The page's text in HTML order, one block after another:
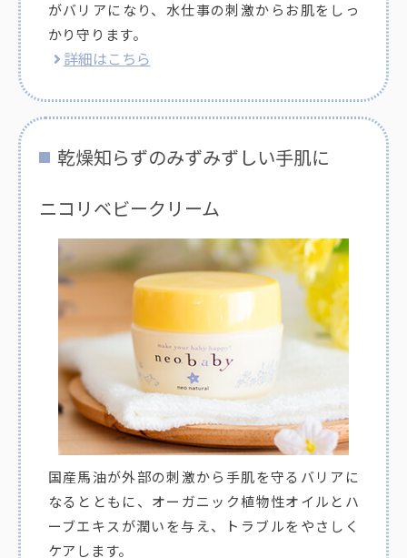
がバリアになり、水仕事の刺激からお肌をしっ
かり守ります。
詳細はこちら
乾燥知らずのみずみずしい手肌に
ニコリベビークリーム
国産馬油が外部の刺激から手肌を守るバリアに
なるとともに、オーガニック植物性オイルとハ
ーブエキスが潤いを与え、トラブルをやさしく
ケアします。